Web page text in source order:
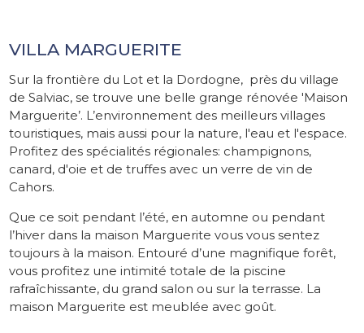
VILLA MARGUERITE
Sur la frontière du Lot et la Dordogne, près du village
de Salviac, se trouve une belle grange rénovée 'Maison
Marguerite’. L’environnement des meilleurs villages
touristiques, mais aussi pour la nature, l'eau et l'espace.
Profitez des spécialités régionales: champignons,
canard, d'oie et de truffes avec un verre de vin de
Cahors.
Que ce soit pendant l’été, en automne ou pendant
l’hiver dans la maison Marguerite vous vous sentez
toujours à la maison. Entouré d’une magnifique forêt,
vous profitez une intimité totale de la piscine
rafraîchissante, du grand salon ou sur la terrasse. La
maison Marguerite est meublée avec goût.